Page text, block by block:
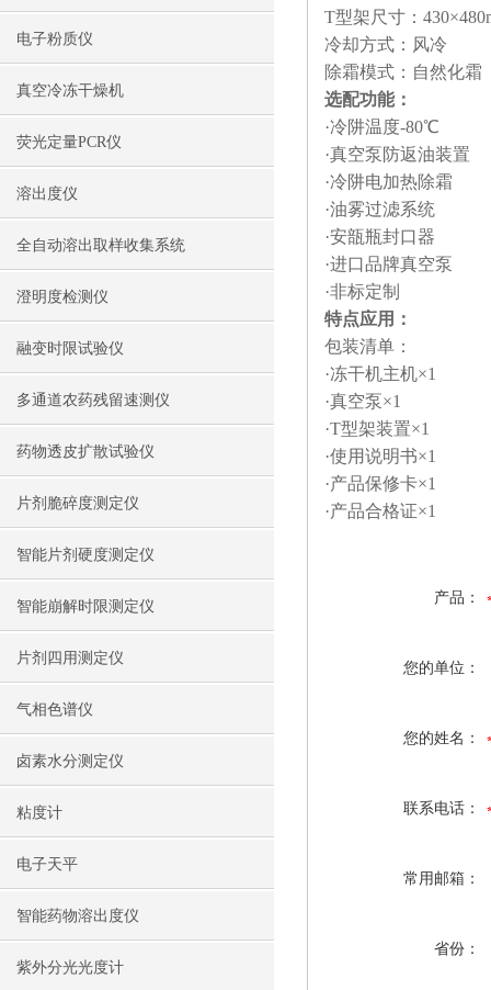
电子粉质仪
真空冷冻干燥机
荧光定量PCR仪
溶出度仪
全自动溶出取样收集系统
澄明度检测仪
融变时限试验仪
多通道农药残留速测仪
药物透皮扩散试验仪
片剂脆碎度测定仪
智能片剂硬度测定仪
智能崩解时限测定仪
片剂四用测定仪
气相色谱仪
卤素水分测定仪
粘度计
电子天平
智能药物溶出度仪
紫外分光光度计
T型架尺寸：
冷却方式：风冷
除霜模式：自然化霜
选配功能：
·冷阱温度-80℃
·真空泵防返油装置
·冷阱电加热除霜
·油雾过滤系统
·安瓿瓶封口器
·进口品牌真空泵
·非标定制
特点应用：
包装清单：
·冻干机主机×1
·真空泵×1
·T型架装置×1
·使用说明书×1
·产品保修卡×1
·产品合格证×1
产品：
您的单位：
您的姓名：
联系电话：
常用邮箱：
省份：